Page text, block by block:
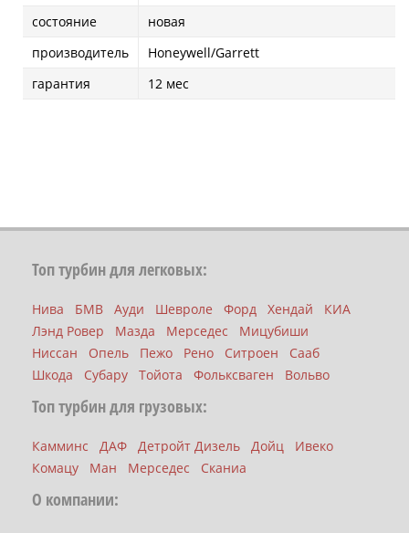
состояние
новая
производитель
Honeywell/Garrett
гарантия
12 мес
Топ турбин для легковых:
Нива БМВ Ауди Шевроле Форд Хендай
КИА
Лэнд Ровер
Мазда Мерседес
Мицубиши
Ниссан
Опель Пежо Рено Ситроен
Сааб
Шкода
Субару Тойота Фольксваген Вольво
Топ турбин для грузовых:
Камминс ДАФ Детройт Дизель Дойц
Ивеко
Комацу
Ман Мерседес Сканиа
О компании: